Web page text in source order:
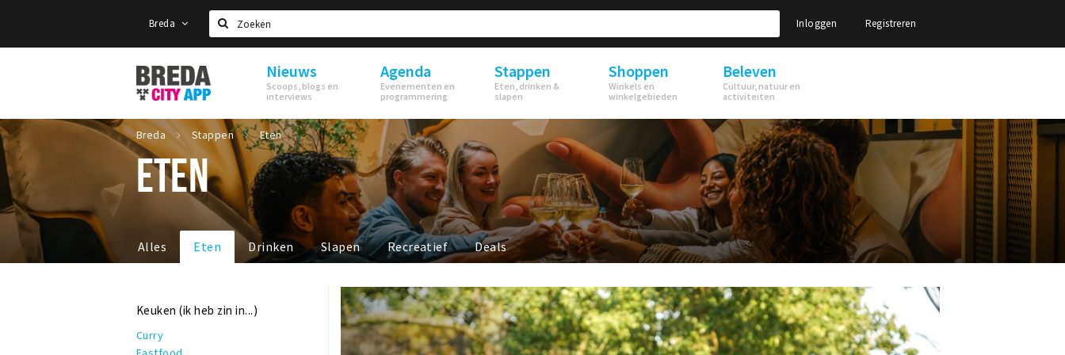
Breda
Zoeken
Inloggen Registreren
Stappen
&
Shoppen
Breda
Nieuws
Scoops, blogs en
interviews
Agenda
Evenementen en
programmering
Stappen
Eten, drinken &
slapen
Shoppen
Winkels en
winkelgebieden
Beleven
Cultuur, natuur en
activiteiten
Breda Stappen Eten
ETEN
Alles Eten Drinken Slapen Recreatief Deals
Keuken (ik heb zin in...)
Curry